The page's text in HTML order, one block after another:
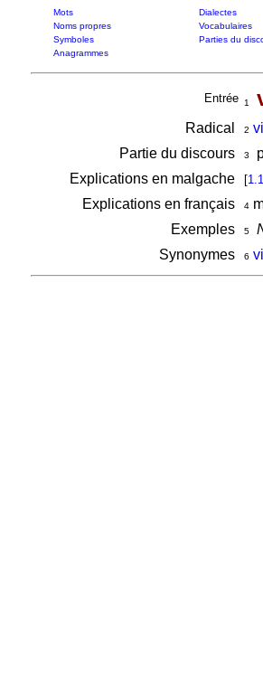
Mots Dialectes
Noms propres
Vocabulaires
Symboles
Parties du
Anagrammes
Entrée 1
Radical 2
Partie du discours
3
Explications en malgache
[1.1
Explications en français 4
Exemples 5
Synonymes 6